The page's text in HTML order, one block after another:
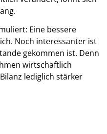
Eine bessere
Noch interessanter ist
gekommen ist. Denn
wirtschaftlich
lediglich stärker